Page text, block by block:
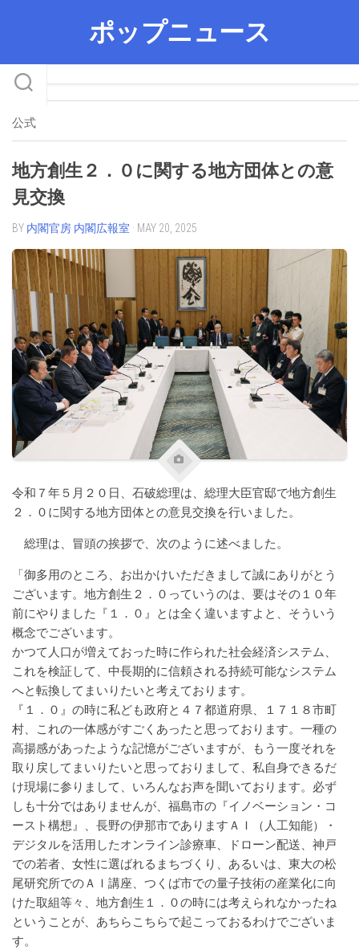
ポップニュース
公式
地方創生２．０に関する地方団体との意
見交換
BY 内閣官房 内閣広報室 · MAY 20, 2025
令和７年５月２０日、石破総理は、総理大臣官邸で地方創生
２．０に関する地方団体との意見交換を行いました。
総理は、冒頭の挨拶で、次のように述べました。
「御多用のところ、お出かけいただきまして誠にありがとう
ございます。地方創生２．０っていうのは、要はその１０年
前にやりました『１．０』とは全く違いますよと、そういう
概念でございます。
かつて人口が増えておった時に作られた社会経済システム、
これを検証して、中長期的に信頼される持続可能なシステム
へと転換してまいりたいと考えております。
『１．０』の時に私ども政府と４７都道府県、１７１８市町
村、これの一体感がすごくあったと思っております。一種の
高揚感があったような記憶がございますが、もう一度それを
取り戻してまいりたいと思っておりまして、私自身できるだ
け現場に参りまして、いろんなお声を聞いております。必ず
しも十分ではありませんが、福島市の『イノベーション・コ
ースト構想』、長野の伊那市でありますＡＩ（人工知能）・
デジタルを活用したオンライン診療車、ドローン配送、神戸
での若者、女性に選ばれるまちづくり、あるいは、東大の松
尾研究所でのＡＩ講座、つくば市での量子技術の産業化に向
けた取組等々、地方創生１．０の時には考えられなかったね
ということが、あちらこちらで起こっておるわけでございま
す。